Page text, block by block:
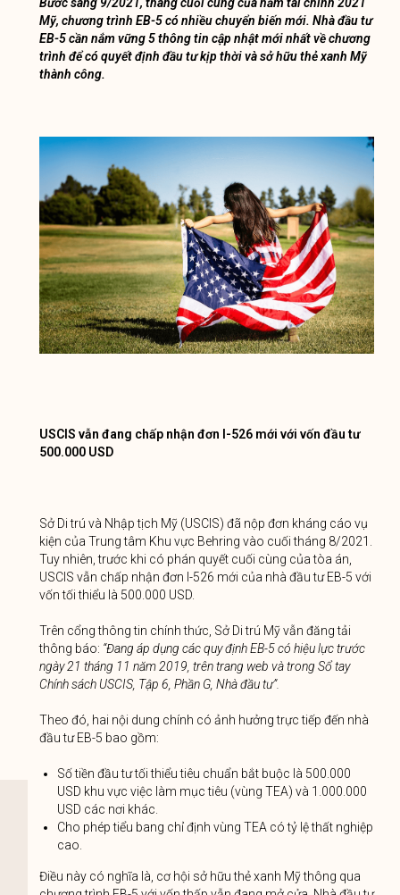
Mỹ, chương trình EB-5 có nhiều chuyển biến mới. Nhà đầu tư
EB-5 cần nắm vững 5 thông tin cập nhật mới nhất về chương
trình để có quyết định đầu tư kịp thời và sở hữu thẻ xanh Mỹ
thành công.
USCIS vẫn đang chấp nhận đơn I-526 mới với vốn đầu tư
500.000 USD
Sở Di trú và Nhập tịch Mỹ (USCIS) đã nộp đơn kháng cáo vụ
kiện của Trung tâm Khu vực Behring vào cuối tháng 8/2021.
Tuy nhiên, trước khi có phán quyết cuối cùng của tòa án,
USCIS vẫn chấp nhận đơn I-526 mới của nhà đầu tư EB-5 với
vốn tối thiểu là 500.000 USD.
Trên cổng thông tin chính thức, Sở Di trú Mỹ vẫn đăng tải
thông báo: “Đang áp dụng các quy định EB-5 có hiệu lực trước
ngày 21 tháng 11 năm 2019, trên trang web và trong Sổ tay
Chính sách USCIS, Tập 6, Phần G, Nhà đầu tư”.
Theo đó, hai nội dung chính có ảnh hưởng trực tiếp đến nhà
đầu tư EB-5 bao gồm:
Số tiền đầu tư tối thiểu tiêu chuẩn bắt buộc là 500.000
USD khu vực việc làm mục tiêu (vùng TEA) và 1.000.000
USD các nơi khác.
Cho phép tiểu bang chỉ định vùng TEA có tỷ lệ thất nghiệp
cao.
Điều này có nghĩa là, cơ hội sở hữu thẻ xanh Mỹ thông qua